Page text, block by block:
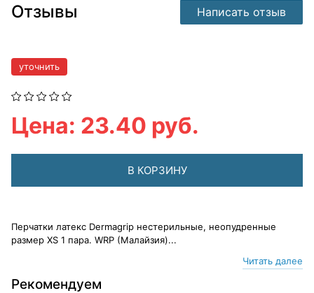
Отзывы Написать отзыв
уточнить
Цена: 23.40 руб.
В КОРЗИНУ
Перчатки латекс Dermagrip нестерильные, неопудренные
размер XS 1 пара. WRP (Малайзия)...
Читать далее
Рекомендуем